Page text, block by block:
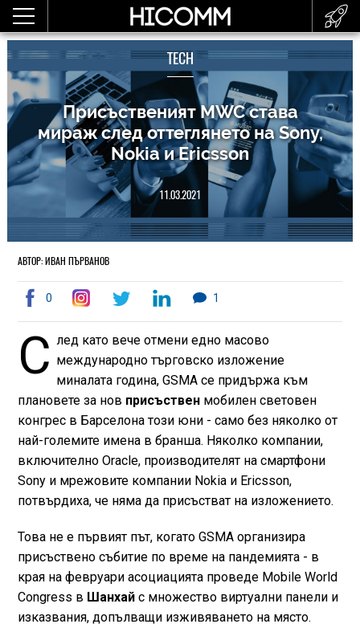
TECH
Присъственият MWC става
мираж след оттеглянето на Sony,
Nokia и Ericsson
11.03.2021
АВТОР: ИВАН ПЪРВАНОВ
0 1
С лед като вече отмени едно масово
международно търговско изложение
миналата година, GSMA се придържа към
плановете за нов присъственмобилен световен
конгрес в Барселона този юни - само без няколко от
най-големите имена в бранша. Няколко компании,
включително Oracle, производителят на смартфони
Sony и мрежовите компании Nokia и Ericsson,
потвърдиха, че няма да присъстват на изложението.
Това не е първият път, когато GSMA организира
присъствено събитие по време на пандемията - в
края на февруари асоциацията проведе Mobile World
Congress в Шанхайс множество виртуални панели и
изказвания, допълващи изживяването на място.